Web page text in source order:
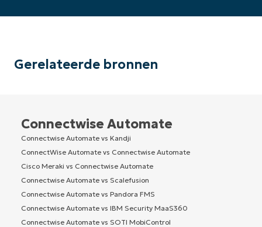
Gerelateerde bronnen
Connectwise Automate
Connectwise Automate vs Kandji
ConnectWise Automate vs Connectwise Automate
Cisco Meraki vs Connectwise Automate
Connectwise Automate vs Scalefusion
Connectwise Automate vs Pandora FMS
Connectwise Automate vs IBM Security MaaS360
Connectwise Automate vs SOTI MobiControl